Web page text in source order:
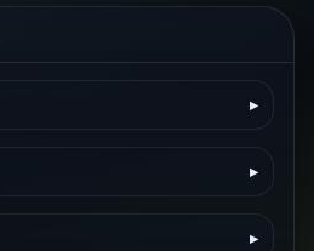
▸
▸
▸